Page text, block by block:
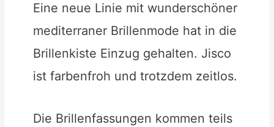
Eine neue Linie mit wunderschöner
mediterraner Brillenmode hat in die
Brillenkiste Einzug gehalten. Jisco
ist farbenfroh und trotzdem zeitlos.
Die Brillenfassungen kommen teils